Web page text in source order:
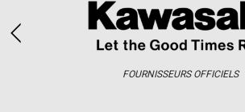
accéder à la billetterie
FOURNISSEURS OFFICIELS